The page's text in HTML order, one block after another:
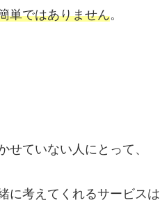
単ではありません。
せていない人にとって、
に考えてくれるサービスは